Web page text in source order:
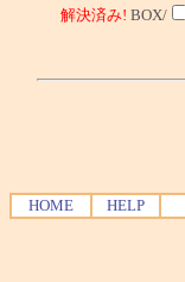
解決済み! BOX/
HOME HELP